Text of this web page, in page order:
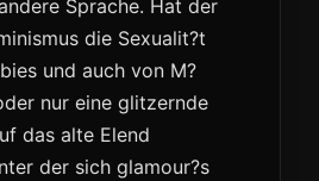
Sprache. Hat der
die Sexualit?t
und auch von M?
nur eine glitzernde
das alte Elend
der sich glamour?s